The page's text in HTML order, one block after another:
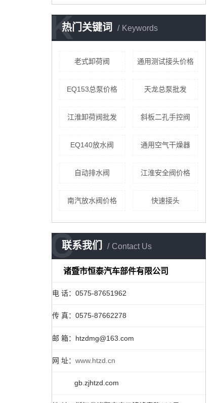
热门关键词 Keywords
K
老式卸荷阀 通用测试接头价格
EQ153总泵价格 天龙总泵批发
江淮卸荷阀批发 斜板二孔手控阀
EQ140放水阀 通用空气干燥器
自动排水阀 江淮安全阀价格
南汽放水阀价格 快速接头
联系我们 Contact Us
C
诸暨市恒泰汽车部件有限公司
电 话：0575-87651962
传 真：0575-87662278
邮 箱：htzdmg@163.com
网 址： www.htzd.cn
gb.zjhtzd.com